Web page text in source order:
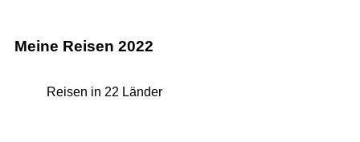
Meine Reisen 2022
Reisen in 22 Länder